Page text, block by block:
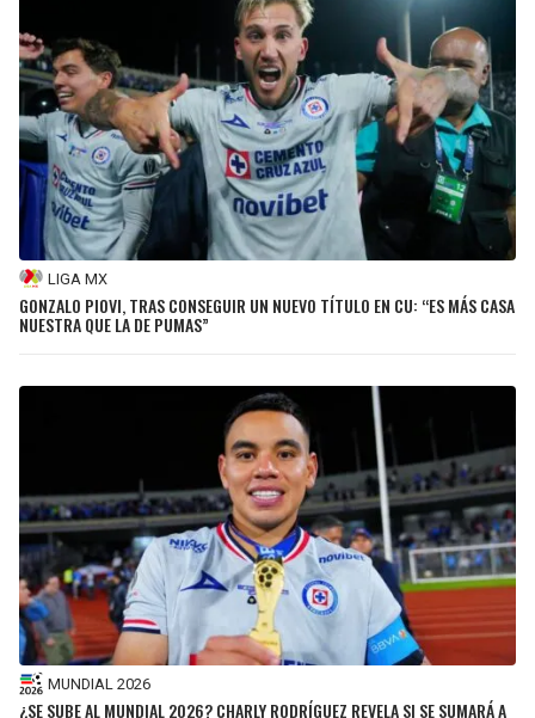
LIGA MX
GONZALO PIOVI, TRAS CONSEGUIR UN NUEVO TÍTULO EN CU: “ES MÁS CASA
NUESTRA QUE LA DE PUMAS”
MUNDIAL 2026
¿SE SUBE AL MUNDIAL 2026? CHARLY RODRÍGUEZ REVELA SI SE SUMARÁ A